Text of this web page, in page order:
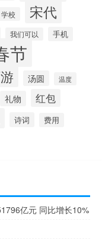
学校 宋代
我们可以 手机
节
汤圆 温度
礼物 红包
诗词 费用
亿元 同比增长10%